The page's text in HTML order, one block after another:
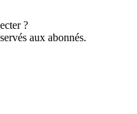
?
aux abonnés.